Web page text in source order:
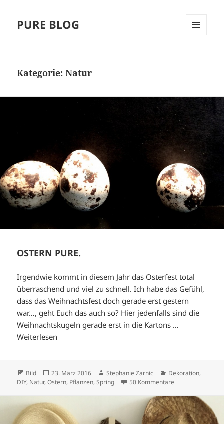
PURE BLOG
Kategorie:Natur
OSTERN PURE.
Irgendwie kommt in diesem Jahr das Osterfest total
überraschend und viel zu schnell. Ich habe das Gefühl,
dass das Weihnachtsfest doch gerade erst gestern
war…, geht Euch das auch so? Hier jedenfalls sind die
Weihnachtskugeln gerade erst in die Kartons …
Weiterlesen
Format
Bild
Veröffentlicht
am
23. März 2016 Autor
Stephanie Zarnic Kategorien
Dekoration,
DIY, Natur,Ostern, Pflanzen,Spring 50 Kommentare